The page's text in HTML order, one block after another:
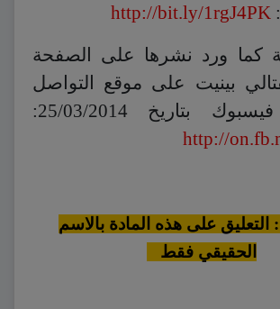
http://bit.ly/1rgJ4PK
كما ورد نشرها على الصفحة
بينيت على موقع التواصل
بتاريخ 25/03/2014:
http://
على هذه المادة بالاسم
الحقيقي فقط